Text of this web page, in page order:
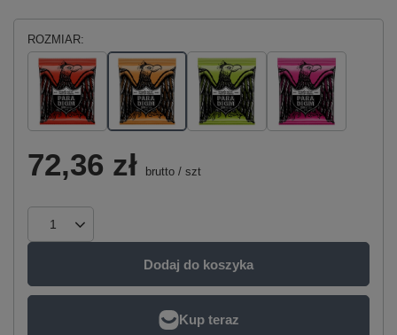
ROZMIAR
72,36 zł brutto / szt
Dodaj do koszyka